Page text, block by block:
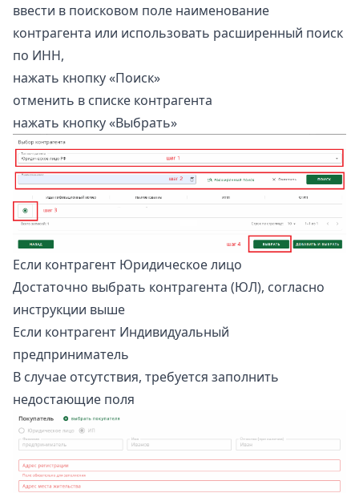
ввести в поисковом поле наименование
контрагента или использовать расширенный поиск
по ИНН,
нажать кнопку «Поиск»
отменить в списке контрагента
нажать кнопку «Выбрать»
Если контрагент Юридическое лицо
Достаточно выбрать контрагента (ЮЛ), согласно
инструкции выше
Если контрагент Индивидуальный
предприниматель
В случае отсутствия, требуется заполнить
недостающие поля